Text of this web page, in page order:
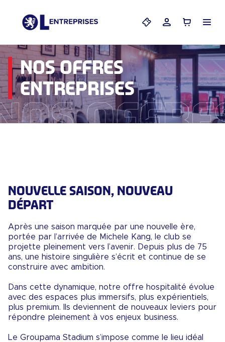
Mes billetsMon compte
PanierMenu
NOS OFFRES
ENTREPRISES
NOUVELLE SAISON, NOUVEAU
DÉPART
Après une saison marquée par une nouvelle ère,
portée par l’arrivée de Michele Kang, le club se
projette pleinement vers l’avenir. Depuis plus de 75
ans, une histoire singulière s’écrit et continue de se
construire avec ambition.
Dans cette dynamique, notre offre hospitalité évolue
avec des espaces plus immersifs, plus expérientiels,
plus premium. Ils deviennent de nouveaux leviers pour
répondre pleinement à vos enjeux business.
Le Groupama Stadium s’impose comme le lieu idéal